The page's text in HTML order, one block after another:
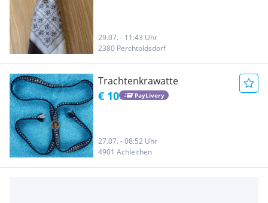
29.07. - 11:43 Uhr
2380 Perchtoldsdorf
Trachtenkrawatte
€ 10 PayLivery
27.07. - 08:52 Uhr
4901 Achleithen